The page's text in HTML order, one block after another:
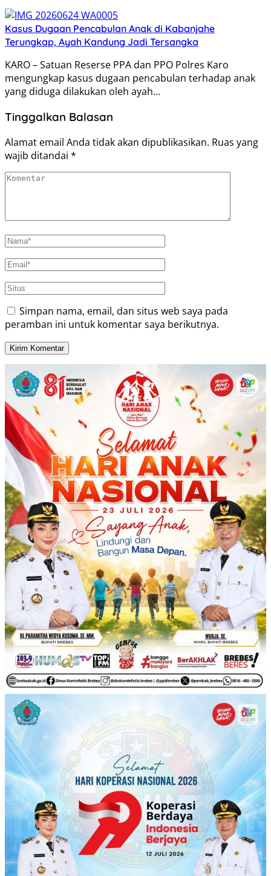
Kasus Dugaan Pencabulan Anak di Kabanjahe
Terungkap, Ayah Kandung Jadi Tersangka
KARO – Satuan Reserse PPA dan PPO Polres Karo
mengungkap kasus dugaan pencabulan terhadap anak
yang diduga dilakukan oleh ayah…
Tinggalkan Balasan
Alamat email Anda tidak akan dipublikasikan. Ruas yang
wajib ditandai *
Simpan nama, email, dan situs web saya pada
peramban ini untuk komentar saya berikutnya.